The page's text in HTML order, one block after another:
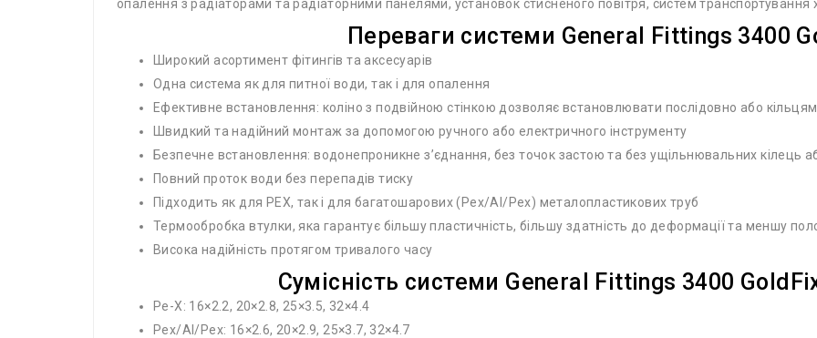
опалення з радіаторами та радіаторними панелями, установок стисненого повітря, систем транспортування
Переваги системи General Fittings 3400
Широкий асортимент фітингів та аксесуарів
Одна система як для питної води, так і для опалення
Ефективне встановлення: коліно з подвійною стінкою дозволяє встановлювати послідовно або
Швидкий та надійний монтаж за допомогою ручного або електричного інструменту
Безпечне встановлення: водонепроникне з’єднання, без точок застою та без ущільнювальних кілець
Повний проток води без перепадів тиску
Підходить як для PEX, так і для багатошарових (Pex/Al/Pex) металопластикових труб
Термообробка втулки, яка гарантує більшу пластичність, більшу здатність до деформації та меншу
Висока надійність протягом тривалого часу
Сумісність системи General Fittings 3400
Pe-X: 16×2.2, 20×2.8, 25×3.5, 32×4.4
Pex/Al/Pex: 16×2.6, 20×2.9, 25×3.7, 32×4.7